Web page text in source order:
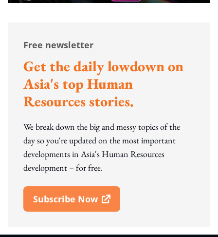
Free newsletter
Get the daily lowdown on
Asia's top Human
Resources stories.
We break down the big and messy topics of the
day so you're updated on the most important
developments in Asia's Human Resources
development – for free.
Subscribe Now
Open In New Window